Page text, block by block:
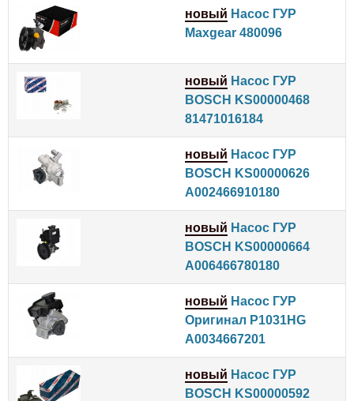
новый Насос ГУР
Maxgear 480096
новый Насос ГУР
BOSCH KS00000468
81471016184
новый Насос ГУР
BOSCH KS00000626
A002466910180
новый Насос ГУР
BOSCH KS00000664
A006466780180
новый Насос ГУР
Оригинал P1031HG
A0034667201
новый Насос ГУР
BOSCH KS00000592